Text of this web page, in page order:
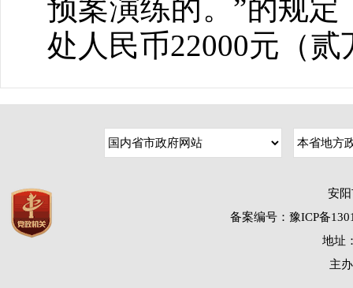
预案演练的。”的规
处人民币22000元（
安
备案编号：豫ICP备
地址
主